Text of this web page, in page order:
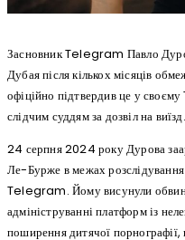
Засновник Telegram Павло
Дубая після кількох місяців
офіційно підтвердив це у
слідчим суддям за дозвіл на виїзд.
24 серпня 2024 року Дурова
Ле-Бурже в межах розслідування
Telegram. Йому висунули
адмініструванні платформ із
поширення дитячої